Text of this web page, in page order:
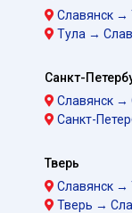
Славянск →
Тула →
Санкт-
Славянск → Санкт-
Санкт-Петербург
Тверь
Славянск →
Тверь →